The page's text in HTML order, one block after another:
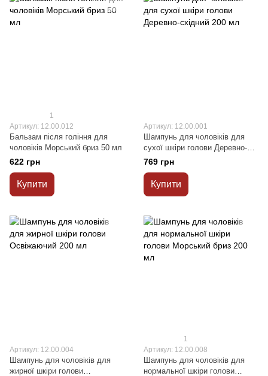
1
Артикул: 12.00.012
Бальзам після гоління для
чоловіків Морський бриз 50 мл
622 грн
Купити
Артикул: 12.00.001
Шампунь для чоловіків для
сухої шкіри голови Деревно-
східний 200 мл
769 грн
Купити
Артикул: 12.00.004
Шампунь для чоловіків для
жирної шкіри голови
1
Артикул: 12.00.008
Шампунь для чоловіків для
нормальної шкіри голови